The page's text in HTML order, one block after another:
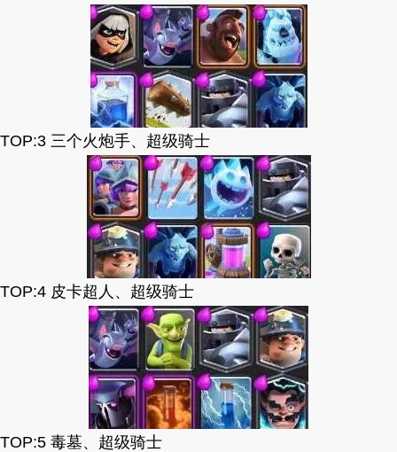
TOP:3 三个火炮手、超级骑士
TOP:4 皮卡超人、超级骑士
TOP:5 毒墓、超级骑士